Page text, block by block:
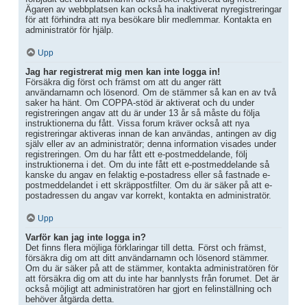
Ägaren av webbplatsen kan också ha inaktiverat nyregistreringar
för att förhindra att nya besökare blir medlemmar. Kontakta en
administratör för hjälp.
Upp
Jag har registrerat mig men kan inte logga in!
Försäkra dig först och främst om att du anger rätt
användarnamn och lösenord. Om de stämmer så kan en av två
saker ha hänt. Om COPPA-stöd är aktiverat och du under
registreringen angav att du är under 13 år så måste du följa
instruktionerna du fått. Vissa forum kräver också att nya
registreringar aktiveras innan de kan användas, antingen av dig
själv eller av an administratör; denna information visades under
registreringen. Om du har fått ett e-postmeddelande, följ
instruktionerna i det. Om du inte fått ett e-postmeddelande så
kanske du angav en felaktig e-postadress eller så fastnade e-
postmeddelandet i ett skräppostfilter. Om du är säker på att e-
postadressen du angav var korrekt, kontakta en administratör.
Upp
Varför kan jag inte logga in?
Det finns flera möjliga förklaringar till detta. Först och främst,
försäkra dig om att ditt användarnamn och lösenord stämmer.
Om du är säker på att de stämmer, kontakta administratören för
att försäkra dig om att du inte har bannlysts från forumet. Det är
också möjligt att administratören har gjort en felinställning och
behöver åtgärda detta.